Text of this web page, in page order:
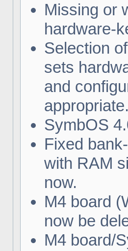
Missing or
hardware-
Selection
sets
and
SymbOS
Fixed
with RAM
now.
M4 board
now be
M4 board/